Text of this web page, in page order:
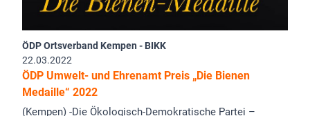
ÖDP Ortsverband Kempen - BIKK
22.03.2022
ÖDP Umwelt- und Ehrenamt Preis „Die Bienen
Medaille“ 2022
(Kempen) -Die Ökologisch-Demokratische Partei –